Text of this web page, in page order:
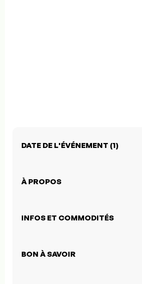
DATE DE L'ÉVÉNEMENT (1)
À PROPOS
INFOS ET COMMODITÉS
BON À SAVOIR